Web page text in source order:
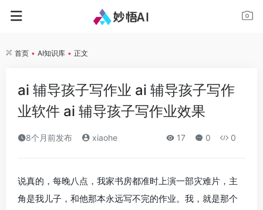
首页 • AI知识库 • 正文
ai 辅导孩子写作业 ai 辅导孩子写作
业软件 ai 辅导孩子写作业效果
8个月前发布 xiaohe 17 0 0
说真的，每晚八点，我家书房都准时上演一部灾难片，主
角是我儿子，和他那本永远写不完的作业。我，就是那个